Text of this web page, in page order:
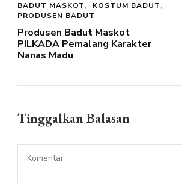
BADUT MASKOT
KOSTUM BADUT
PRODUSEN BADUT
Produsen Badut Maskot
PILKADA Pemalang Karakter
Nanas Madu
Tinggalkan Balasan